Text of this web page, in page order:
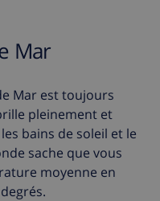
Mar
Mar est toujours
pleinement et
bains de soleil et le
sache que vous
moyenne en